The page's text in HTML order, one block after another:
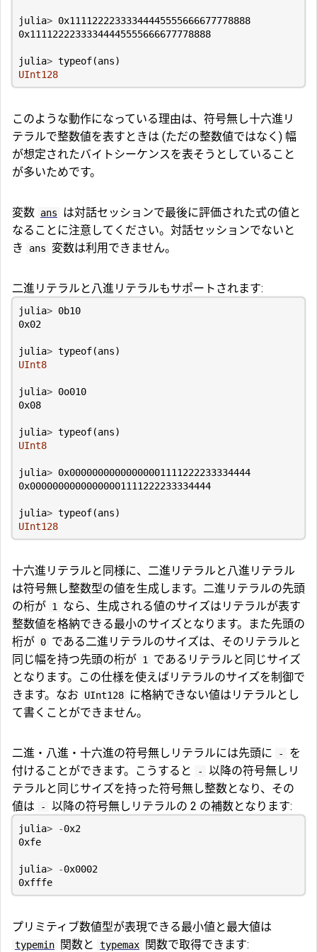
julia> 0x11112222333344445555666677778888
0x11112222333344445555666677778888
julia> typeof(ans)
UInt128
このような動作になっている理由は、符号無し十六進リ
テラルで整数値を表すときは (ただの整数値ではなく) 幅
が想定されたバイトシーケンスを表そうとしていること
が多いためです。
変数 ans
は対話セッションで最後に評価された式の値と
なることに注意してください。対話セッションでないと
き
ans 変数は利用できません。
二進リテラルと八進リテラルもサポートされます:
julia> 0b10
0x02
julia> typeof(ans)
UInt8
julia> 0o010
0x08
julia> typeof(ans)
UInt8
julia> 0x00000000000000001111222233334444
0x00000000000000001111222233334444
julia> typeof(ans)
UInt128
十六進リテラルと同様に、二進リテラルと八進リテラル
は符号無し整数型の値を生成します。二進リテラルの先頭
の桁が 1
なら、生成される値のサイズはリテラルが表す
整数値を格納できる最小のサイズとなります。また先頭の
桁が 0 である二進リテラルのサイズは、そのリテラルと
同じ幅を持つ先頭の桁が 1
であるリテラルと同じサイズ
となります。この仕様を使えばリテラルのサイズを制御で
きます。なお
UInt128
に格納できない値はリテラルとし
て書くことができません。
二進・八進・十六進の符号無しリテラルには先頭に -
を
付けることができます。こうすると
-
以降の符号無しリ
テラルと同じサイズを持った符号無し整数となり、その
値は
- 以降の符号無しリテラルの 2 の補数となります:
julia> -0x2
0xfe
julia> -0x0002
0xfffe
プリミティブ数値型が表現できる最小値と最大値は
typemin 関数と typemax 関数で取得できます: